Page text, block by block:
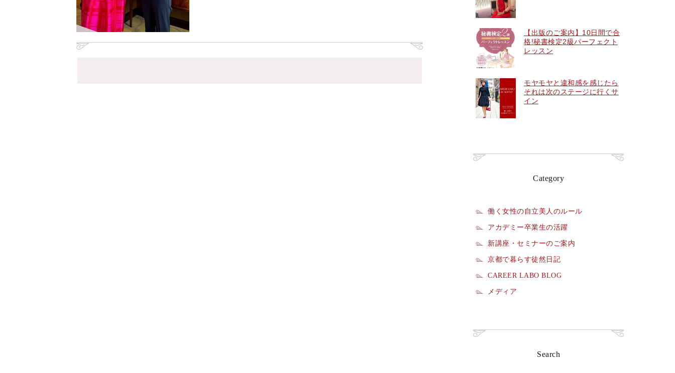
【出版のご案内】10日間で合
格!秘書検定2級パーフェクト
レッスン
モヤモヤと違和感を感じたら
それは次のステージに行くサ
イン
Category
働く女性の自立美人のルール
アカデミー卒業生の活躍
新講座・セミナーのご案内
京都で暮らす徒然日記
CAREER LABO BLOG
メディア
Search